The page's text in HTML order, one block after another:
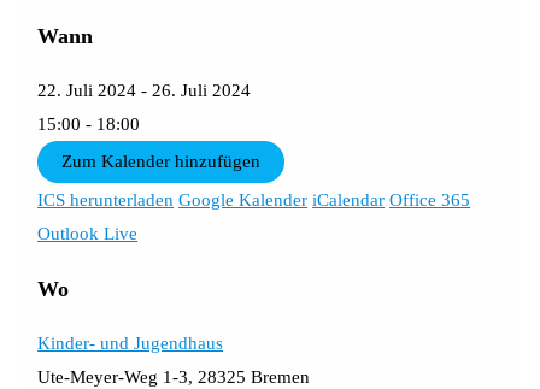
Wann
22. Juli 2024 - 26. Juli 2024
15:00 - 18:00
Zum Kalender hinzufügen
ICS herunterladen Google Kalender iCalendar Office 365
Outlook Live
Wo
Kinder- und Jugendhaus
Ute-Meyer-Weg 1-3, 28325 Bremen